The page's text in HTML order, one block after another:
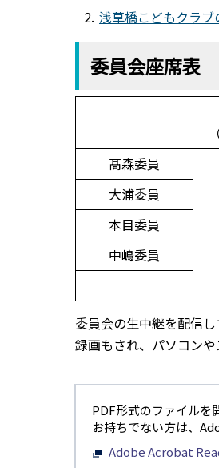
浅草橋こどもクラ
委員会座席表
髙森委員
大浦委員
本目委員
中嶋委員
委員会の生中継を配信
録画もされ、パソコン
PDF形式のファイルを
お持ちでない方は、
Adobe Acrobat